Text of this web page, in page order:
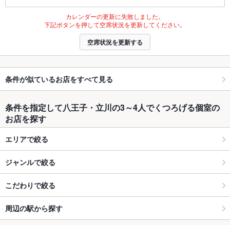
カレンダーの更新に失敗しました。
下記ボタンを押して空席状況を更新してください。
空席状況を更新する
条件が似ているお店をすべて見る
条件を指定して八王子・立川の3～4人でくつろげる個室の
お店を探す
エリアで絞る
ジャンルで絞る
こだわりで絞る
周辺の駅から探す